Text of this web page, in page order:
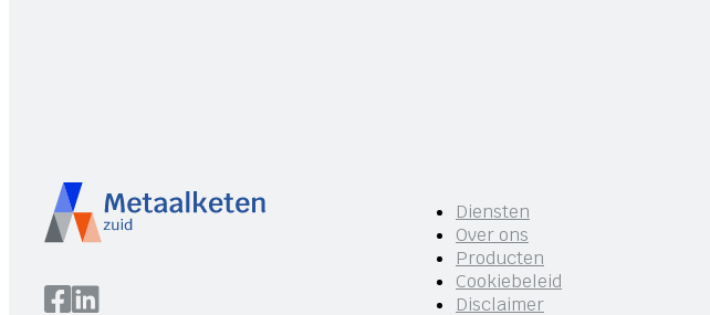
Diensten
Over ons
Producten
Cookiebeleid
Disclaimer